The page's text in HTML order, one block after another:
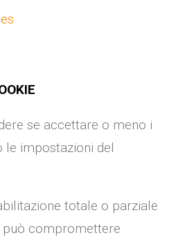
se accettare o meno i
le impostazioni del
totale o parziale
compromettere